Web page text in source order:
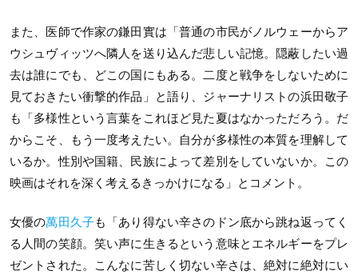
また、医師で作家の鎌田實は「普通の市民がノルウェーからア
ウシュヴィッツへ隣人を送り込んだ悲しい記憶。隠蔽したい過
去は誰にでも、どこの国にもある。二度と戦争をしないために
見ておきたい衝撃的作品」と語り、ジャーナリストの浜田敬子
も「多様性という言葉をこれほど見た夏はなかっただろう。だ
からこそ、もう一度考えたい。自分が多様性の本質を理解して
いるか。性別や国籍、民族によって差別をしていないか。この
映画はそれを深く考えるきっかけになる」とコメント。
女優の萬田久子も「あり得ない辛さのドン底から跳ね返ってく
る人間の笑顔。笑い声に生きるという意味とエネルギーをプレ
ゼントされた。こんなに苦しく切ない辛さは、絶対に絶対にい